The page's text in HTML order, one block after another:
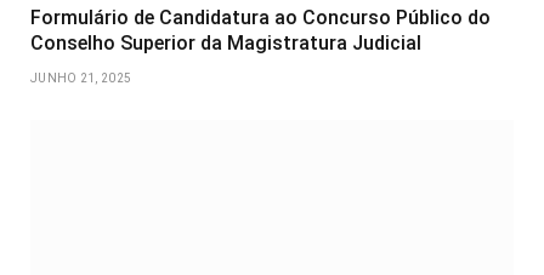
Formulário de Candidatura ao Concurso Público do
Conselho Superior da Magistratura Judicial
JUNHO 21, 2025